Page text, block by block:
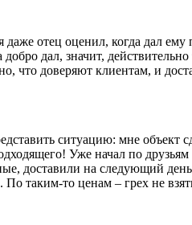
отец оценил, когда дал
дал, значит,
что доверяют клиентам, и
ситуацию: мне объект
Уже начал по друзьям
доставили на следующий
таким-то ценам – грех не